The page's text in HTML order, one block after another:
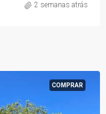
2 semanas atrás
COMPRAR